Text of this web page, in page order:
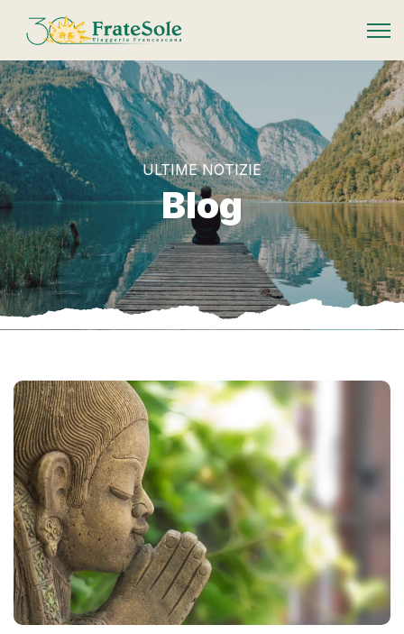
FrateSole Viaggeria Francescana
ULTIME NOTIZIE
Blog